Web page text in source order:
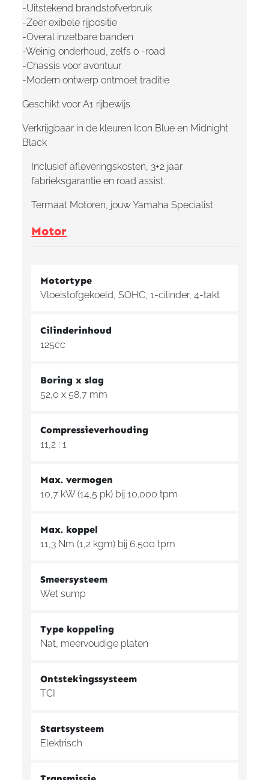
-Uitstekend brandstofverbruik
-Zeer exibele rijpositie
-Overal inzetbare banden
-Weinig onderhoud, zelfs o -road
-Chassis voor avontuur
-Modern ontwerp ontmoet traditie
Geschikt voor A1 rijbewijs
Verkrijgbaar in de kleuren Icon Blue en Midnight
Black
Inclusief afleveringskosten, 3+2 jaar
fabrieksgarantie en road assist.
Termaat Motoren, jouw Yamaha Specialist
Motor
Motortype
Vloeistofgekoeld, SOHC, 1-cilinder, 4-takt
Cilinderinhoud
125cc
Boring x slag
52,0 x 58,7 mm
Compressieverhouding
11,2 : 1
Max. vermogen
10,7 kW (14,5 pk) bij 10.000 tpm
Max. koppel
11,3 Nm (1,2 kgm) bij 6.500 tpm
Smeersysteem
Wet sump
Type koppeling
Nat, meervoudige platen
Ontstekingssysteem
TCI
Startsysteem
Elektrisch